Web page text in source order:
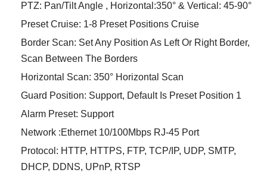
PTZ: Pan/Tilt Angle , Horizontal:350° & Vertical: 45-90°
Preset Cruise: 1-8 Preset Positions Cruise
Border Scan: Set Any Position As Left Or Right Border,
Scan Between The Borders
Horizontal Scan: 350° Horizontal Scan
Guard Position: Support, Default Is Preset Position 1
Alarm Preset: Support
Network :Ethernet 10/100Mbps RJ-45 Port
Protocol: HTTP, HTTPS, FTP, TCP/IP, UDP, SMTP,
DHCP, DDNS, UPnP, RTSP